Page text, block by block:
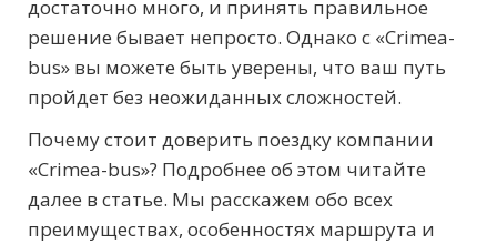
достаточно много, и принять правильное
решение бывает непросто. Однако с «Crimea-
bus» вы можете быть уверены, что ваш путь
пройдет без неожиданных сложностей.
Почему стоит доверить поездку компании
«Crimea-bus»? Подробнее об этом читайте
далее в статье. Мы расскажем обо всех
преимуществах, особенностях маршрута и